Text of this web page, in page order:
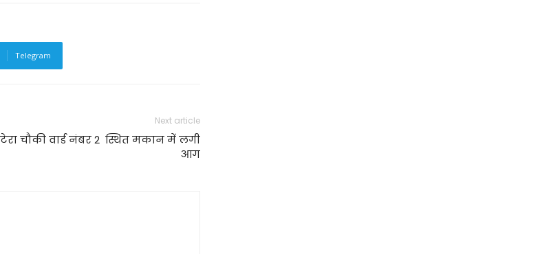
Telegram
Next article
चौकी वार्ड नंबर 2 स्थित मकान में लगी
आग